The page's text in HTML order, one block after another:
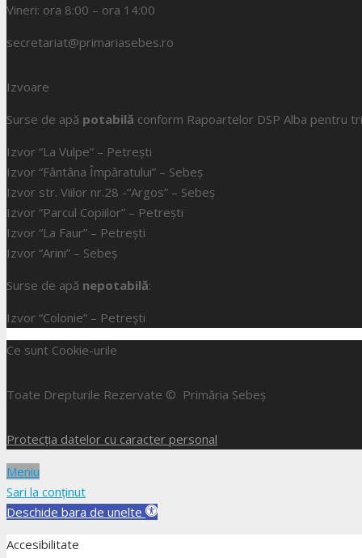
Vineri: ora 8:00 – ora 14:00
secretariat@primariasebes.ro
Izvoare
Surse de apă potabilă conform Rapoartelor DSP Alba pentru
Izvor “La Vulpe” – Petrești
Izvor “Fântâna Împăratului” – Sebeș
Izvor str. Viilor nr.28 -“Argos” – Sebeș
Izvor “Parcul Copiilor” – Petrești
Izvor “La Faur” – Petrești
Izvor “Arini” – Sebeș
Surse de apă nepotabilă:
Izvor “Colonie” – Petrești
Ce sunt Cookie-urile
Toate Drepturile Rezervate © Primăria Sebeș
Protecția datelor cu caracter personal
Meniu
Sari la conținut
Deschide bara de unelte
Accesibilitate